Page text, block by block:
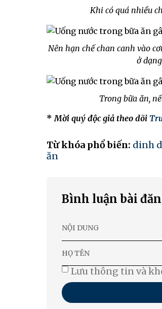
Khi có quá nhiều
Nên hạn chế chan canh vào
ở
Trong bữa ăn,
* Mời quý độc giả theo dõi
Từ khóa phổ biến: dinh
ăn
Bình luận bài
Lưu thông tin và